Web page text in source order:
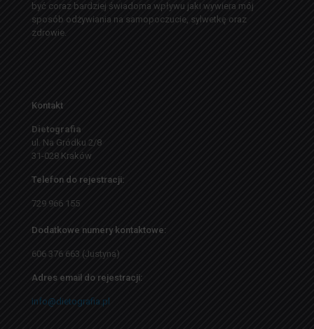
być coraz bardziej świadoma wpływu jaki wywiera mój
sposób odżywiania na samopoczucie, sylwetkę oraz
zdrowie.
Kontakt
Dietografia
ul. Na Gródku 2/8
31-028 Kraków
Telefon do rejestracji:
729 966 155
Dodatkowe numery kontaktowe:
606 376 663 (Justyna)
Adres email do rejestracji:
info@dietografia.pl